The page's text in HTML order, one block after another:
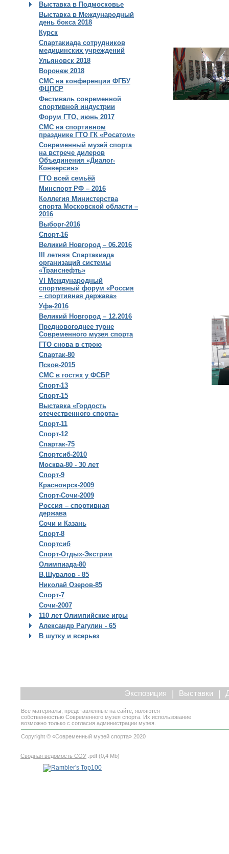
Выставка в Подмосковье
Выставка в Международный
день бокса 2018
Курск
Спартакиада сотрудников
медицинских учреждений
Ульяновск 2018
Воронеж 2018
СМС на конференции ФГБУ
ФЦПСР
Фестиваль современной
спортивной индустрии
Форум ГТО, июнь 2017
СМС на спортивном
празднике ГТО ГК «Росатом»
Современный музей спорта
на встрече дилеров
Объединения «Диалог-
Конверсия»
ГТО всей семьёй
Минспорт РФ – 2016
Коллегия Министерства
спорта Московской области –
2016
Выборг-2016
Спорт-16
Великий Новгород – 06.2016
III летняя Спартакиада
организаций системы
«Транснефть»
VI Международный
спортивный форум «Россия
– спортивная держава»
Уфа-2016
Великий Новгород – 12.2016
Предновогоднее турне
Современного музея спорта
ГТО снова в строю
Спартак-80
Псков-2015
СМС в гостях у ФСБР
Спорт-13
Спорт-15
Выставка «Гордость
отечественного спорта»
Спорт-11
Спорт-12
Спартак-75
Спортсиб-2010
Москва-80 - 30 лет
Спорт-9
Красноярск-2009
Спорт-Сочи-2009
Россия – спортивная
держава
Сочи и Казань
Спорт-8
Спортсиб
Спорт-Отдых-Экстрим
Олимпиада-80
В.Шувалов - 85
Николай Озеров-85
Спорт-7
Сочи-2007
110 лет Олимпийские игры
Александр Рагулин - 65
В шутку и всерьез
Экспозиция | Выставки |
Все материалы, представленные на сайте, являются
собственностью Современного музея спорта. Их использование
возможно только с согласия администрации музея.
Copyright © «Современный музей спорта» 2020
Сводная ведомость СОУ .pdf (0,4 Mb)